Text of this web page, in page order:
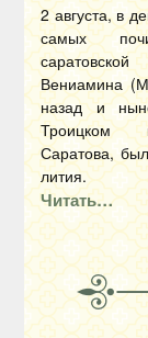
2 августа, в
самых
Вениамина
назад и
Троицком
Саратова,
лития.
Читать…